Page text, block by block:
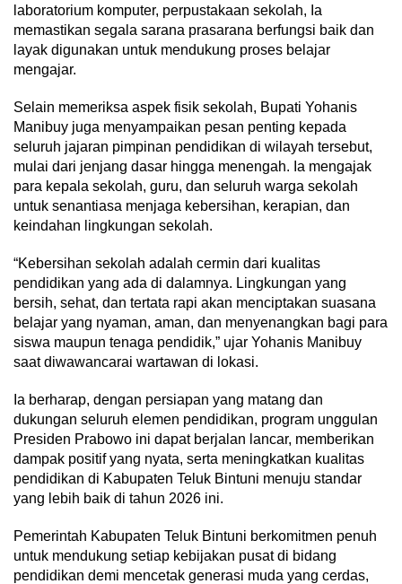
laboratorium komputer, perpustakaan sekolah, Ia
memastikan segala sarana prasarana berfungsi baik dan
layak digunakan untuk mendukung proses belajar
mengajar.
Selain memeriksa aspek fisik sekolah, Bupati Yohanis
Manibuy juga menyampaikan pesan penting kepada
seluruh jajaran pimpinan pendidikan di wilayah tersebut,
mulai dari jenjang dasar hingga menengah. Ia mengajak
para kepala sekolah, guru, dan seluruh warga sekolah
untuk senantiasa menjaga kebersihan, kerapian, dan
keindahan lingkungan sekolah.
“Kebersihan sekolah adalah cermin dari kualitas
pendidikan yang ada di dalamnya. Lingkungan yang
bersih, sehat, dan tertata rapi akan menciptakan suasana
belajar yang nyaman, aman, dan menyenangkan bagi para
siswa maupun tenaga pendidik,” ujar Yohanis Manibuy
saat diwawancarai wartawan di lokasi.
Ia berharap, dengan persiapan yang matang dan
dukungan seluruh elemen pendidikan, program unggulan
Presiden Prabowo ini dapat berjalan lancar, memberikan
dampak positif yang nyata, serta meningkatkan kualitas
pendidikan di Kabupaten Teluk Bintuni menuju standar
yang lebih baik di tahun 2026 ini.
Pemerintah Kabupaten Teluk Bintuni berkomitmen penuh
untuk mendukung setiap kebijakan pusat di bidang
pendidikan demi mencetak generasi muda yang cerdas,